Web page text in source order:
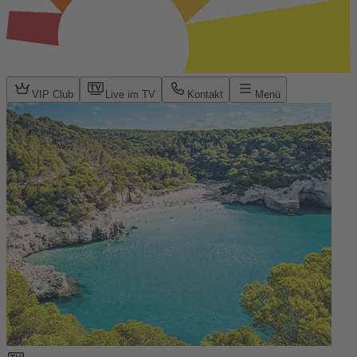
VIP Club Live im TV Kontakt Menü